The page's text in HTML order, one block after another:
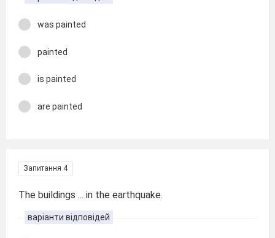
was painted
painted
is painted
are painted
Запитання 4
The buildings ... in the earthquake.
варіанти відповідей